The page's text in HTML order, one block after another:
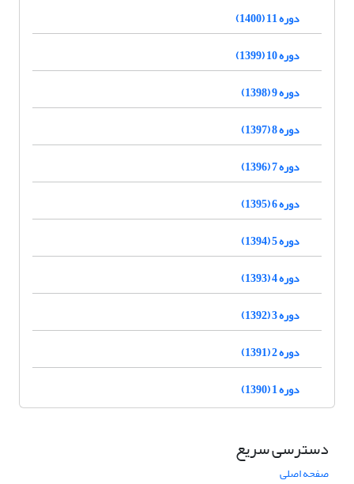
دوره 11 (1400)
دوره 10 (1399)
دوره 9 (1398)
دوره 8 (1397)
دوره 7 (1396)
دوره 6 (1395)
دوره 5 (1394)
دوره 4 (1393)
دوره 3 (1392)
دوره 2 (1391)
دوره 1 (1390)
دسترسی سریع
صفحه اصلی